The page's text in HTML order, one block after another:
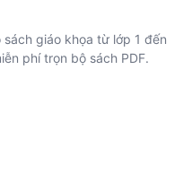
giáo khọa từ lớp 1 đến
phí trọn bộ sách PDF.